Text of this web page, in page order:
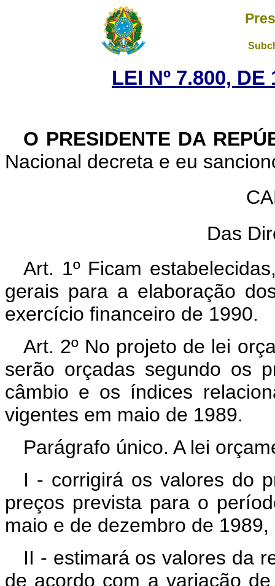
LEI Nº 7.800,
O PRESIDENTE DA
Nacional decreta e eu
Das
Art. 1º Ficam
gerais para a elaboração
exercício financeiro de 1990.
Art. 2º No projeto de lei
serão orçadas segundo os
câmbio e os índices
vigentes em maio de 1989.
Parágrafo único. A lei
I - corrigirá os valores do
preços prevista para o
maio e de dezembro de
II - estimará os valores da
de acordo com a variação